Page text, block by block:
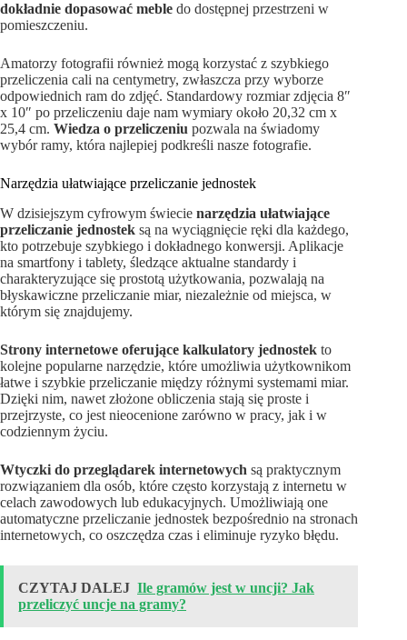
dokładnie dopasować meble do dostępnej przestrzeni w
pomieszczeniu.
Amatorzy fotografii również mogą korzystać z szybkiego
przeliczenia cali na centymetry, zwłaszcza przy wyborze
odpowiednich ram do zdjęć. Standardowy rozmiar zdjęcia 8″
x 10″ po przeliczeniu daje nam wymiary około 20,32 cm x
25,4 cm. Wiedza o przeliczeniu pozwala na świadomy
wybór ramy, która najlepiej podkreśli nasze fotografie.
Narzędzia ułatwiające przeliczanie jednostek
W dzisiejszym cyfrowym świecie narzędzia ułatwiające
przeliczanie jednostek są na wyciągnięcie ręki dla każdego,
kto potrzebuje szybkiego i dokładnego konwersji. Aplikacje
na smartfony i tablety, śledzące aktualne standardy i
charakteryzujące się prostotą użytkowania, pozwalają na
błyskawiczne przeliczanie miar, niezależnie od miejsca, w
którym się znajdujemy.
Strony internetowe oferujące kalkulatory jednostek to
kolejne popularne narzędzie, które umożliwia użytkownikom
łatwe i szybkie przeliczanie między różnymi systemami miar.
Dzięki nim, nawet złożone obliczenia stają się proste i
przejrzyste, co jest nieocenione zarówno w pracy, jak i w
codziennym życiu.
Wtyczki do przeglądarek internetowych są praktycznym
rozwiązaniem dla osób, które często korzystają z internetu w
celach zawodowych lub edukacyjnych. Umożliwiają one
automatyczne przeliczanie jednostek bezpośrednio na stronach
internetowych, co oszczędza czas i eliminuje ryzyko błędu.
CZYTAJ DALEJ Ile gramów jest w uncji? Jak
przeliczyć uncje na gramy?